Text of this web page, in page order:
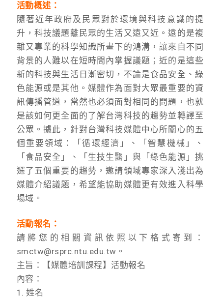
活動概述：
隨著近年政府及民眾對於環境與科技意識的提
升，科技議題離民眾的生活又遠又近。遠的是複
雜又專業的科學知識所畫下的鴻溝，讓來自不同
背景的人難以在短時間內掌握議題；近的是這些
新的科技與生活日漸密切，不論是食品安全、綠
色能源或是其他。媒體作為面對大眾最重要的資
訊傳播管道，當然也必須面對相同的問題，也就
是該如何更全面的了解台灣科技的趨勢並轉譯至
公眾。據此，針對台灣科技媒體中心所關心的五
個重要領域：「循環經濟」、「智慧機械」、
「食品安全」、「生技生醫」與「綠色能源」挑
選了五個重要的趨勢，邀請領域專家深入淺出為
媒體介紹議題，希望能協助媒體更有效進入科學
場域。
活動報名：
請將您的相關資訊依照以下格式寄到：
smctw@rsprc.ntu.edu.tw。
主旨：【媒體培訓課程】活動報名
內容：
1. 姓名